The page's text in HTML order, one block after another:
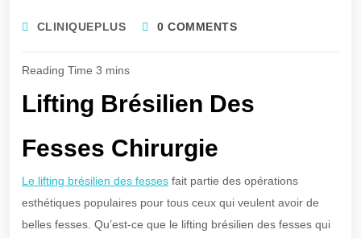
CLINIQUEPLUS 0 COMMENTS
Lifting Brésilien Des
Fesses Chirurgie
Le lifting brésilien des fesses fait partie des opérations
esthétiques populaires pour tous ceux qui veulent avoir de
belles fesses. Qu’est-ce que le lifting brésilien des fesses qui